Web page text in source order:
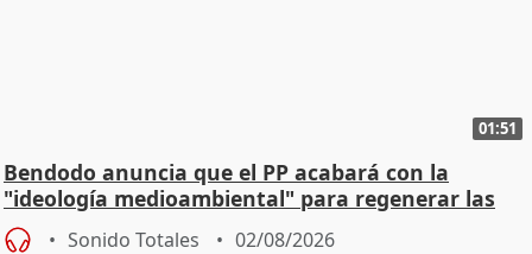
01:51
Bendodo anuncia que el PP acabará con la
"ideología medioambiental" para regenerar las
playas
Sonido Totales 02/08/2026